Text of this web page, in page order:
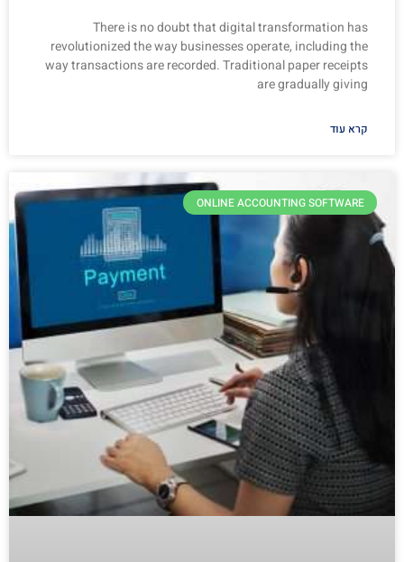
There is no doubt that digital transformation has
revolutionized the way businesses operate, including the
way transactions are recorded. Traditional paper receipts
are gradually giving
קרא עוד
ONLINE ACCOUNTING SOFTWARE